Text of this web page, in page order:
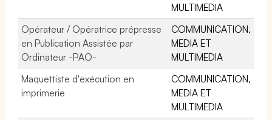
MULTIMEDIA
Opérateur / Opératrice prépresse
en Publication Assistée par
Ordinateur -PAO-
COMMUNICATION,
MEDIA ET
MULTIMEDIA
Maquettiste d'exécution en
imprimerie
COMMUNICATION,
MEDIA ET
MULTIMEDIA